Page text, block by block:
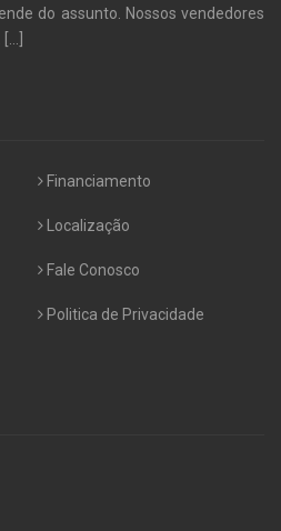
do assunto. Nossos vendedores
Financiamento
Localização
Fale Conosco
Politica de Privacidade